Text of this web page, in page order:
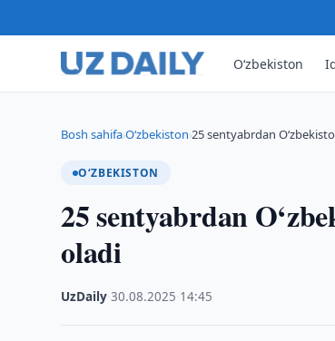
O‘zbekiston
Bosh sahifa›O‘zbekiston›25 sentyabrdan
O‘ZBEKISTON
25 sentyabrdan
oladi
UzDaily ·30.08.2025 14:45